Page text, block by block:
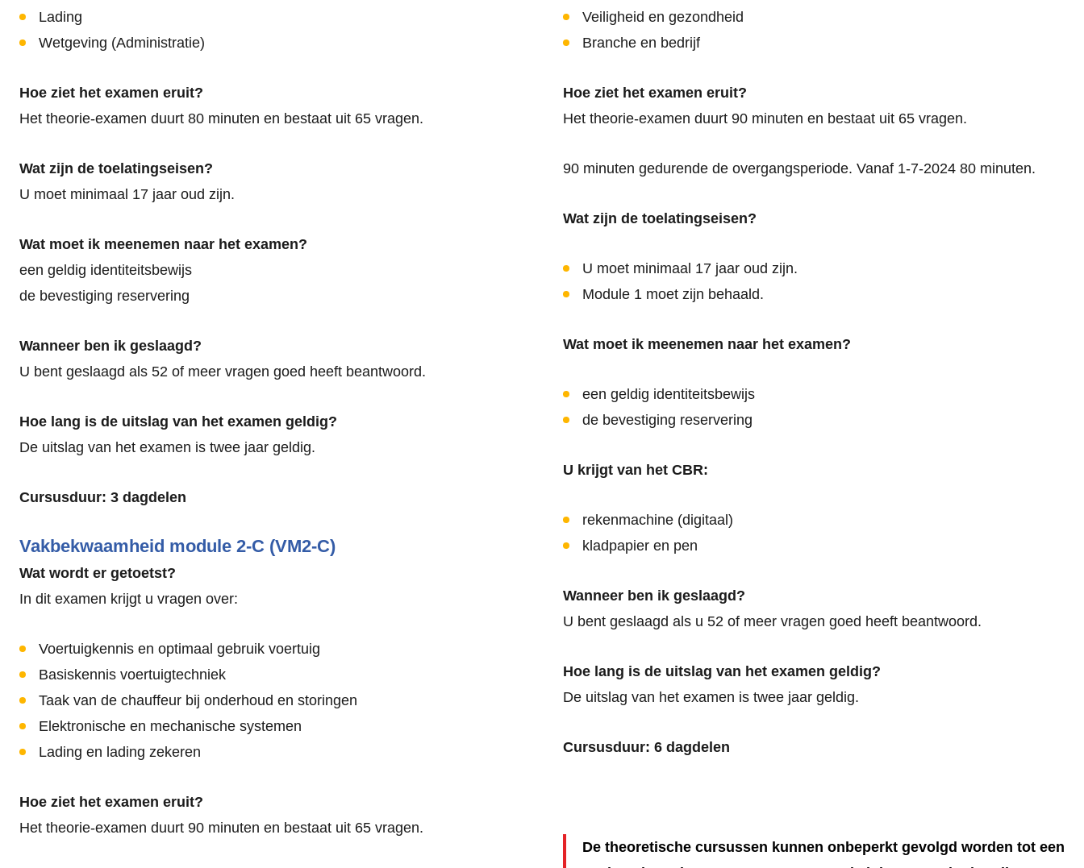
Lading
Wetgeving (Administratie)
Hoe ziet het examen eruit?
Het theorie-examen duurt 80 minuten en bestaat uit 65 vragen.
Wat zijn de toelatingseisen?
U moet minimaal 17 jaar oud zijn.
Wat moet ik meenemen naar het examen?
een geldig identiteitsbewijs
de bevestiging reservering
Wanneer ben ik geslaagd?
U bent geslaagd als 52 of meer vragen goed heeft beantwoord.
Hoe lang is de uitslag van het examen geldig?
De uitslag van het examen is twee jaar geldig.
Cursusduur: 3 dagdelen
Vakbekwaamheid module 2-C (VM2-C)
Wat wordt er getoetst?
In dit examen krijgt u vragen over:
Voertuigkennis en optimaal gebruik voertuig
Basiskennis voertuigtechniek
Taak van de chauffeur bij onderhoud en storingen
Elektronische en mechanische systemen
Lading en lading zekeren
Hoe ziet het examen eruit?
Het theorie-examen duurt 90 minuten en bestaat uit 65 vragen.
Veiligheid en gezondheid
Branche en bedrijf
Hoe ziet het examen eruit?
Het theorie-examen duurt 90 minuten en bestaat uit 65 vragen.
90 minuten gedurende de overgangsperiode. Vanaf 1-7-2024 80 minuten.
Wat zijn de toelatingseisen?
U moet minimaal 17 jaar oud zijn.
Module 1 moet zijn behaald.
Wat moet ik meenemen naar het examen?
een geldig identiteitsbewijs
de bevestiging reservering
U krijgt van het CBR:
rekenmachine (digitaal)
kladpapier en pen
Wanneer ben ik geslaagd?
U bent geslaagd als u 52 of meer vragen goed heeft beantwoord.
Hoe lang is de uitslag van het examen geldig?
De uitslag van het examen is twee jaar geldig.
Cursusduur: 6 dagdelen
De theoretische cursussen kunnen onbeperkt gevolgd worden tot een